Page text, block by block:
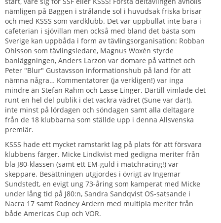
nämligen på Baggen i strålande sol i huvudsak friska brisar
och med KSSS som värdklubb. Det var uppbullat inte bara i
cafeterian i sjövillan men också med bland det bästa som
Sverige kan uppbåda i form av tävlingsorganisation: Robban
Ohlsson som tävlingsledare, Magnus Woxén styrde
banläggningen, Anders Larzon var domare på vattnet och
Peter "Blur" Gustavsson informationshub på land för att
nämna några… Kommentatorer (ja verkligen!) var inga
mindre än Stefan Rahm och Lasse Linger. Därtill vimlade det
runt en hel del publik i det vackra vädret (Sune var där!),
inte minst på lördagen och söndagen samt alla deltagare
från de 18 klubbarna som ställde upp i denna Allsvenska
premiär.
KSSS hade ett mycket ramstarkt lag på plats för att försvara
klubbens färger. Micke Lindkvist med gedigna meriter från
bla J80-klassen (samt ett EM-guld i matchracing!) var
skeppare. Besättningen utgjordes i övrigt av Ingemar
Sundstedt, en evigt ung 73-åring som kamperat med Micke
under lång tid på J80:n, Sandra Sandqvist OS-satsande i
Nacra 17 samt Rodney Ardern med multipla meriter från
både Americas Cup och VOR.